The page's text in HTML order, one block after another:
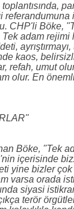
CHP'li Böke,
adam rejimi
kaos,
umut
olur. En
Böke, "Tek
içerisinde
yine bizler
varsa orada
siyasi
terör